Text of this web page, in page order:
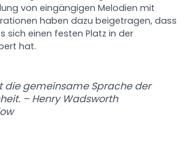
von eingängigen Melodien mit
haben dazu beigetragen, dass
sich einen festen Platz in der
hat.
die gemeinsame Sprache der
– Henry Wadsworth